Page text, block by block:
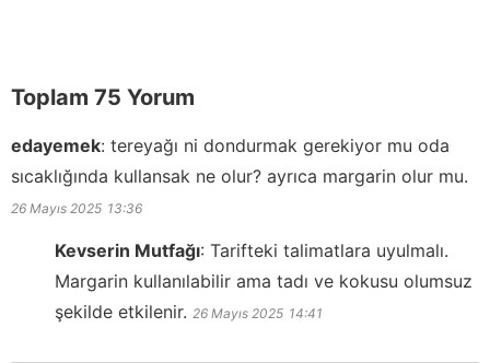
Toplam 75 Yorum
edayemek: tereyağı ni dondurmak gerekiyor mu oda
sıcaklığında kullansak ne olur? ayrıca margarin olur mu.
26 Mayıs 2025 13:36
Kevserin Mutfağı: Tarifteki talimatlara uyulmalı.
Margarin kullanılabilir ama tadı ve kokusu olumsuz
şekilde etkilenir. 26 Mayıs 2025 14:41